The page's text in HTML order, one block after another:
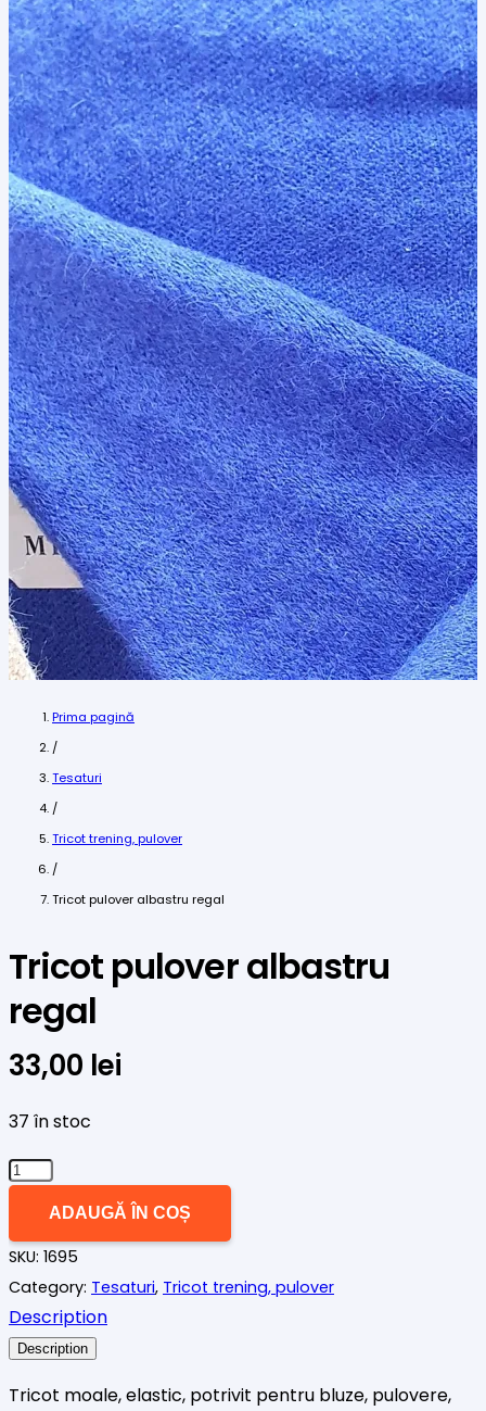
Prima pagină
/
Tesaturi
/
Tricot trening, pulover
/
Tricot pulover albastru regal
Tricot pulover albastru
regal
33,00 lei
37 în stoc
Cantitate
albastru
regal
ADAUGĂ ÎN COȘ
SKU: 1695
Category: Tesaturi, Tricot trening, pulover
Description
Description
Tricot moale, elastic, potrivit pentru bluze, pulovere,